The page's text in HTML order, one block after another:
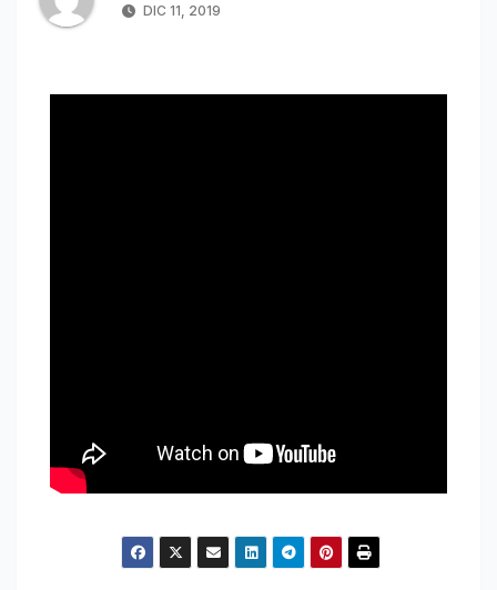
DIC 11, 2019